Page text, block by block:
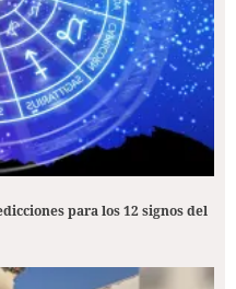
para los 12 signos del